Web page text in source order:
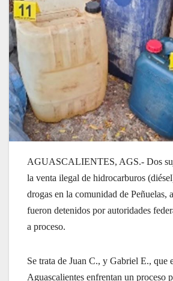
AGUASCALIENTES, AGS.- Dos
la venta ilegal de hidrocarburos
drogas en la comunidad de Peñuelas,
fueron detenidos por autoridades
a proceso.
Se trata de Juan C., y Gabriel E., que
Aguascalientes enfrentan un proceso